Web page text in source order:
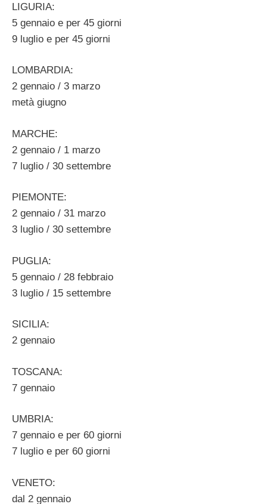
LIGURIA:
5 gennaio e per 45 giorni
9 luglio e per 45 giorni
LOMBARDIA:
2 gennaio / 3 marzo
metà giugno
MARCHE:
2 gennaio / 1 marzo
7 luglio / 30 settembre
PIEMONTE:
2 gennaio / 31 marzo
3 luglio / 30 settembre
PUGLIA:
5 gennaio / 28 febbraio
3 luglio / 15 settembre
SICILIA:
2 gennaio
TOSCANA:
7 gennaio
UMBRIA:
7 gennaio e per 60 giorni
7 luglio e per 60 giorni
VENETO:
dal 2 gennaio